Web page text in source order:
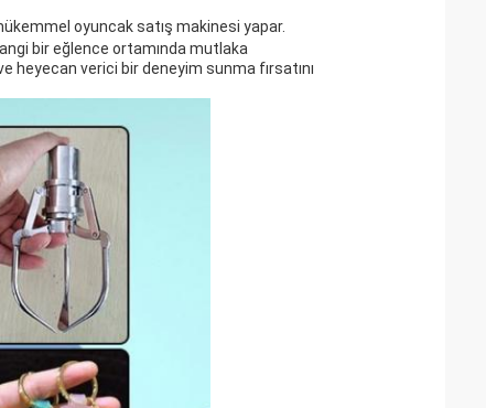
oyuncak satış makinesi yapar.
bir eğlence ortamında mutlaka
heyecan verici bir deneyim sunma fırsatını